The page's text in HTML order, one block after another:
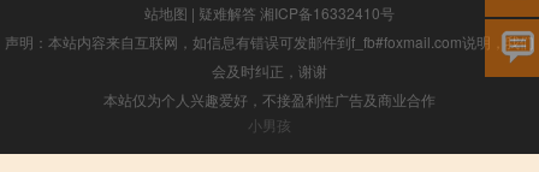
站地图 | 疑难解答 湘ICP备16332410号
声明：本站内容来自互联网，如信息有错误可发邮件到f_fb#foxmail.com说明，我们
会及时纠正，谢谢
本站仅为个人兴趣爱好，不接盈利性广告及商业合作
小男孩